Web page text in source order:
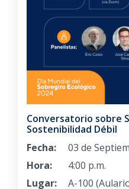
Conversatorio sobre
Sostenibilidad Débil
Fecha:
03 de
Hora:
4:00 p.m.
Lugar:
A-100